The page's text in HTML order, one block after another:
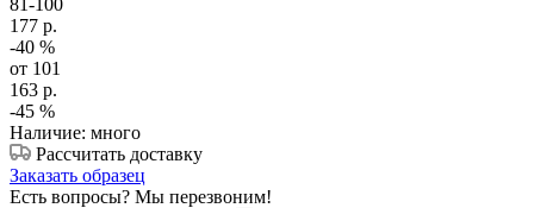
177 р.
-40 %
от 101
163 р.
-45 %
Наличие: много
Рассчитать доставку
Заказать образец
Есть вопросы? Мы перезвоним!